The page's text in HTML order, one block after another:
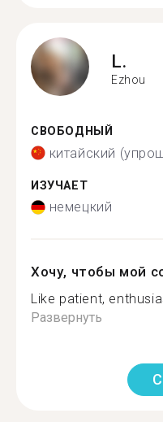
L.
Ezhou
СВОБОДНЫЙ
китайский
ИЗУЧАЕТ
немецкий
Хочу, чтобы мой
Like patient,
Развернуть